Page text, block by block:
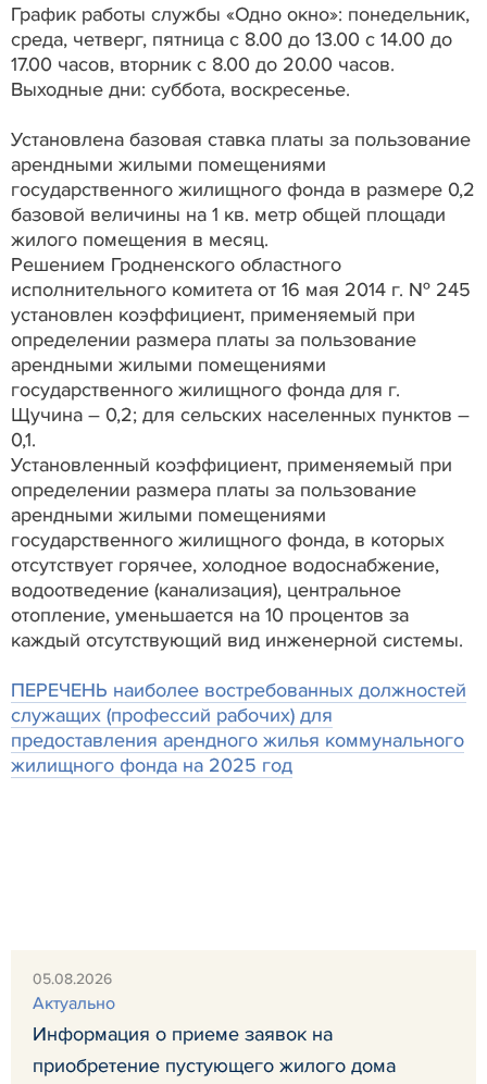
График работы службы «Одно окно»: понедельник,
среда, четверг, пятница с 8.00 до 13.00 с 14.00 до
17.00 часов, вторник с 8.00 до 20.00 часов.
Выходные дни: суббота, воскресенье.
Установлена базовая ставка платы за пользование
арендными жилыми помещениями
государственного жилищного фонда в размере 0,2
базовой величины на 1 кв. метр общей площади
жилого помещения в месяц.
Решением Гродненского областного
исполнительного комитета от 16 мая 2014 г. № 245
установлен коэффициент, применяемый при
определении размера платы за пользование
арендными жилыми помещениями
государственного жилищного фонда для г.
Щучина – 0,2; для сельских населенных пунктов –
0,1.
Установленный коэффициент, применяемый при
определении размера платы за пользование
арендными жилыми помещениями
государственного жилищного фонда, в которых
отсутствует горячее, холодное водоснабжение,
водоотведение (канализация), центральное
отопление, уменьшается на 10 процентов за
каждый отсутствующий вид инженерной системы.
ПЕРЕЧЕНЬ наиболее востребованных должностей
служащих (профессий рабочих) для
предоставления арендного жилья коммунального
жилищного фонда на 2025 год
05.08.2026
Актуально
Информация о приеме заявок на
приобретение пустующего жилого дома